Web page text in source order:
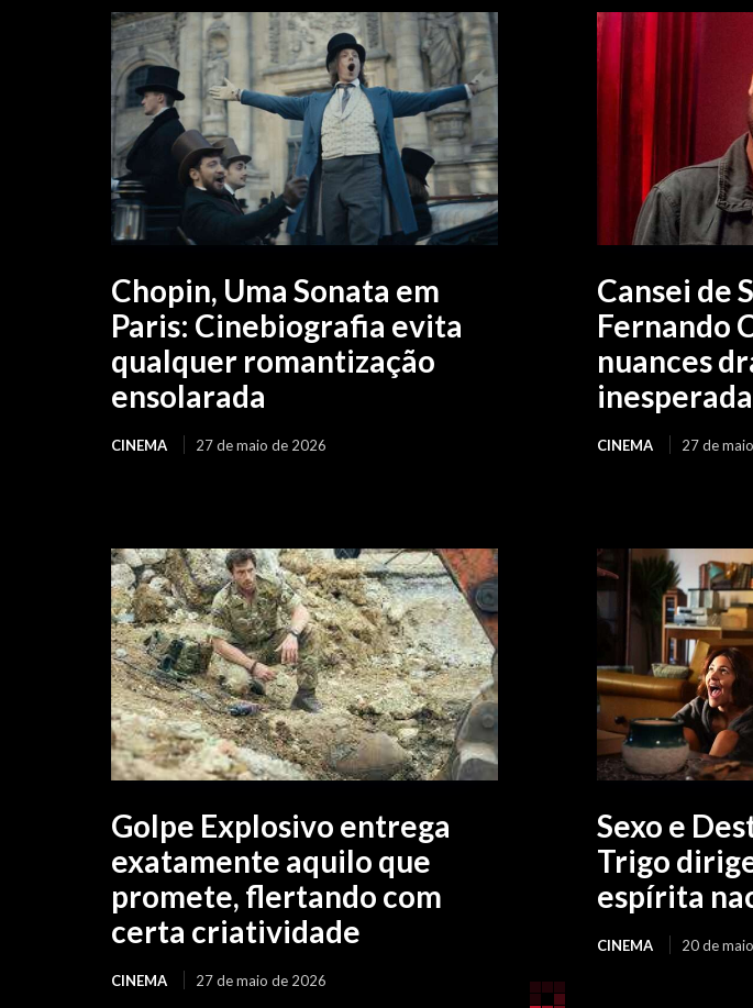
Chopin, Uma Sonata em
Paris: Cinebiografia evita
qualquer romantização
ensolarada
CINEMA 27 de maio de 2026
Cansei de
Fernando
nuances
CINEMA 27 de
Golpe Explosivo entrega
exatamente aquilo que
promete, flertando com
certa criatividade
CINEMA 27 de maio de 2026
Sexo e
Trigo
espírita
CINEMA 20 de